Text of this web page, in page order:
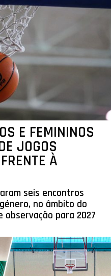
E FEMININOS
JOGOS
À
seis encontros
no âmbito do
para 2027